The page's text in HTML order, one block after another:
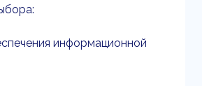
информационной